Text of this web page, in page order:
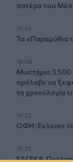
πατέρα του
18:45
Τα «Παραμύθια
18:38
Μυστήριο 3.500
πρόλαβε να
τη χρονολογία
18:22
ΟΦΗ: Έκλεισε
18:21
ΕΛΓΕΚΑ: